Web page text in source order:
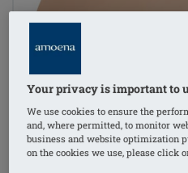
Your privacy is important to
We use cookies to ensure the
and, where permitted, to monitor
business and website optimization
on the cookies we use, please click